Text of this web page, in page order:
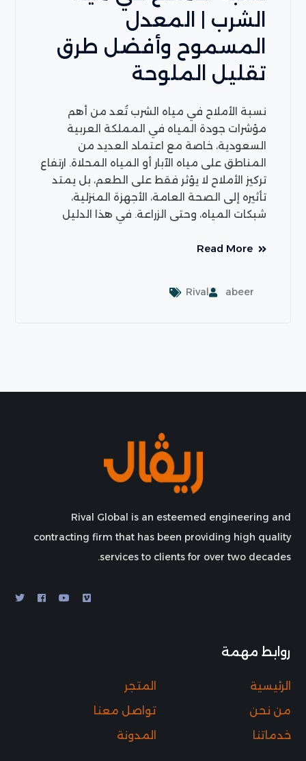
الشرب | المعدل
المسموح وأفضل طرق
تقليل الملوحة
نسبة الأملاح في مياه الشرب تُعد من أهم
مؤشرات جودة المياه في المملكة العربية
السعودية، خاصة مع اعتماد العديد من
المناطق على مياه الآبار أو المياه المحلاة. ارتفاع
تركيز الأملاح لا يؤثر فقط على الطعم، بل يمتد
تأثيره إلى الصحة العامة، الأجهزة المنزلية،
شبكات المياه، وحتى الزراعة. في هذا الدليل
Read More
abeer
Rival
Rival Global is an esteemed engineering and
contracting firm that has been providing high quality
services to clients for over two decades.
روابط مهمة
المتجر
الرئيسية
تواصل معنا
من نحن
المدونة
خدماتنا